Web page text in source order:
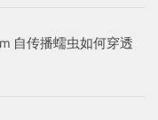
自传播蠕虫如何穿透